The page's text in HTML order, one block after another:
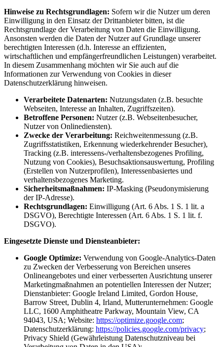
Hinweise zu Rechtsgrundlagen: Sofern wir die Nutzer um deren
Einwilligung in den Einsatz der Drittanbieter bitten, ist die
Rechtsgrundlage der Verarbeitung von Daten die Einwilligung.
Ansonsten werden die Daten der Nutzer auf Grundlage unserer
berechtigten Interessen (d.h. Interesse an effizienten,
wirtschaftlichen und empfängerfreundlichen Leistungen) verarbeitet.
In diesem Zusammenhang möchten wir Sie auch auf die
Informationen zur Verwendung von Cookies in dieser
Datenschutzerklärung hinweisen.
Verarbeitete Datenarten: Nutzungsdaten (z.B. besuchte
Webseiten, Interesse an Inhalten, Zugriffszeiten).
Betroffene Personen: Nutzer (z.B. Webseitenbesucher,
Nutzer von Onlinediensten).
Zwecke der Verarbeitung: Reichweitenmessung (z.B.
Zugriffsstatistiken, Erkennung wiederkehrender Besucher),
Tracking (z.B. interessens-/verhaltensbezogenes Profiling,
Nutzung von Cookies), Besuchsaktionsauswertung, Profiling
(Erstellen von Nutzerprofilen), Interessenbasiertes und
verhaltensbezogenes Marketing.
Sicherheitsmaßnahmen: IP-Masking (Pseudonymisierung
der IP-Adresse).
Rechtsgrundlagen: Einwilligung (Art. 6 Abs. 1 S. 1 lit. a
DSGVO), Berechtigte Interessen (Art. 6 Abs. 1 S. 1 lit. f.
DSGVO).
Eingesetzte Dienste und Diensteanbieter:
Google Optimize: Verwendung von Google-Analytics-Daten
zu Zwecken der Verbesserung von Bereichen unseres
Onlineangebotes und einer verbesserten Ausrichtung unserer
Marketingmaßnahmen an potentiellen Interessen der Nutzer;
Dienstanbieter: Google Ireland Limited, Gordon House,
Barrow Street, Dublin 4, Irland, Mutterunternehmen: Google
LLC, 1600 Amphitheatre Parkway, Mountain View, CA
94043, USA; Website: https://optimize.google.com;
Datenschutzerklärung: https://policies.google.com/privacy;
Privacy Shield (Gewährleistung Datenschutzniveau bei